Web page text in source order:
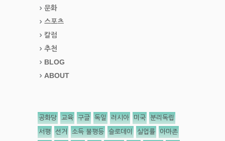
문화
스포츠
칼럼
추천
BLOG
ABOUT
공화당 교육 구글 독일 러시아 미국 분리독립
서평 선거 소득 불평등 슬로데이 실업률 아마존